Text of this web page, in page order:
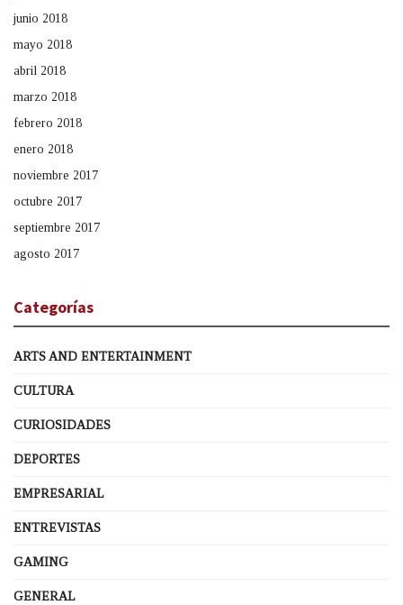
junio 2018
mayo 2018
abril 2018
marzo 2018
febrero 2018
enero 2018
noviembre 2017
octubre 2017
septiembre 2017
agosto 2017
Categorías
ARTS AND ENTERTAINMENT
CULTURA
CURIOSIDADES
DEPORTES
EMPRESARIAL
ENTREVISTAS
GAMING
GENERAL